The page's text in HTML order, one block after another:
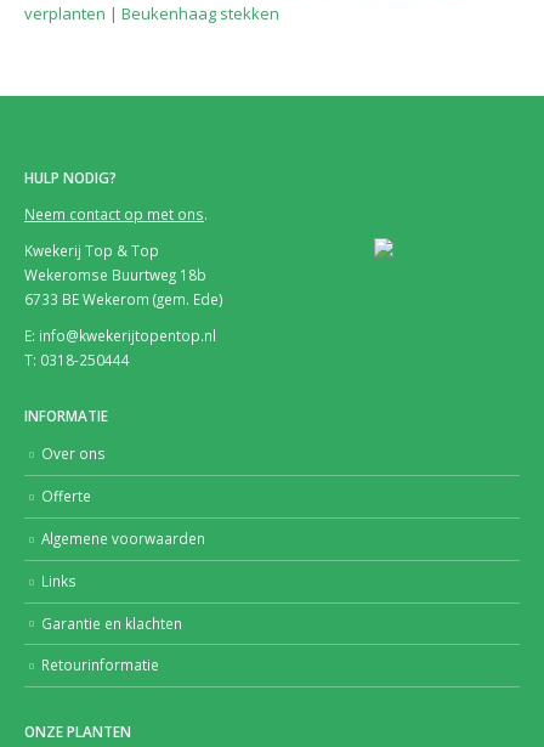
verplanten | Beukenhaag stekken
HULP NODIG?
Neem contact op met ons.
Kwekerij Top & Top
Wekeromse Buurtweg 18b
6733 BE Wekerom (gem. Ede)
E: info@kwekerijtopentop.nl
T: 0318-250444
INFORMATIE
Over ons
Offerte
Algemene voorwaarden
Links
Garantie en klachten
Retourinformatie
ONZE PLANTEN